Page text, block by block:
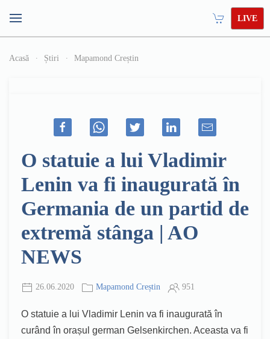
LIVE
Acasă Știri Mapamond Creștin
O statuie a lui Vladimir
Lenin va fi inaugurată în
Germania de un partid de
extremă stânga | AO
NEWS
26.06.2020 Mapamond Creștin 951
O statuie a lui Vladimir Lenin va fi inaugurată în
curând în orașul german Gelsenkirchen. Aceasta va fi